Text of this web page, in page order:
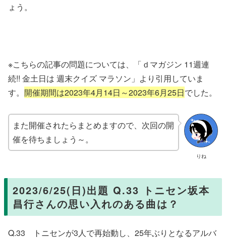
ょう。
※こちらの記事の問題については、「ｄマガジン 11週連
続!! 金土日は 週末クイズ マラソン」より引用していま
す。 開催期間は2023年4月14日～2023年6月25日でした。
りね
また開催されたらまとめますので、次回の開
催を待ちましょう～。
2023/6/25(日)出題 Q.33 トニセン坂本
昌行さんの思い入れのある曲は？
Q.33 トニセンが3人で再始動し、25年ぶりとなるアルバ